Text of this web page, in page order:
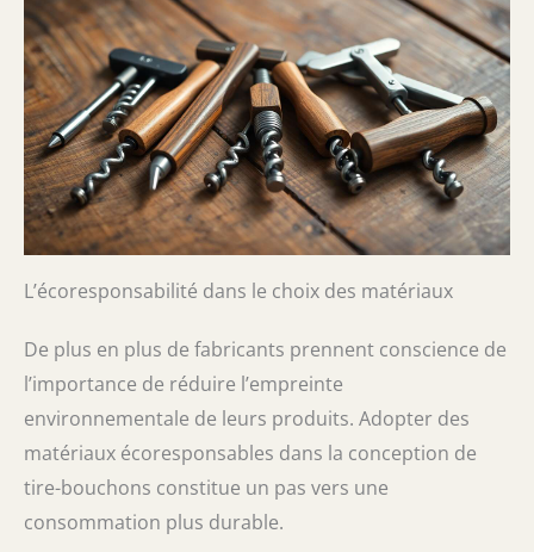
L’écoresponsabilité dans le choix des matériaux
De plus en plus de fabricants prennent conscience de
l’importance de réduire l’empreinte
environnementale de leurs produits. Adopter des
matériaux écoresponsables dans la conception de
tire-bouchons constitue un pas vers une
consommation plus durable.